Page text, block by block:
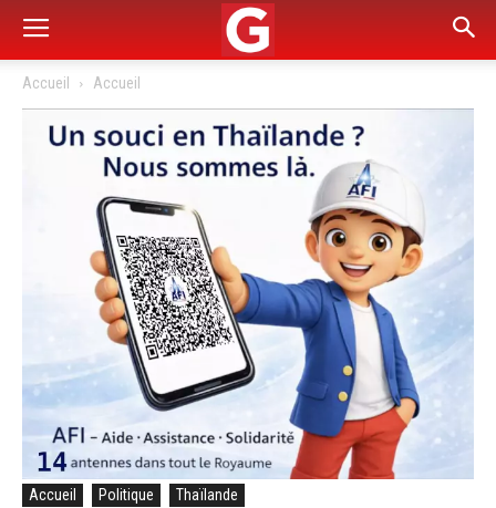
Accueil Accueil
Accueil Politique Thaïlande